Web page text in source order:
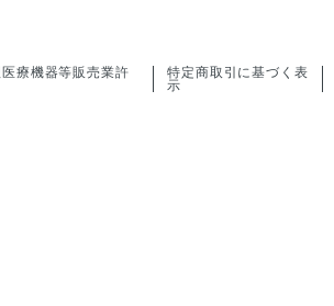
療機器等販売業許
特定商取引に基づく表
示